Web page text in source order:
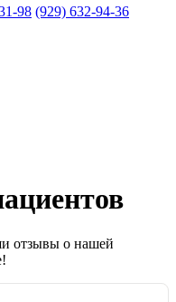
98 (929) 632-94-36
отзывы о нашей